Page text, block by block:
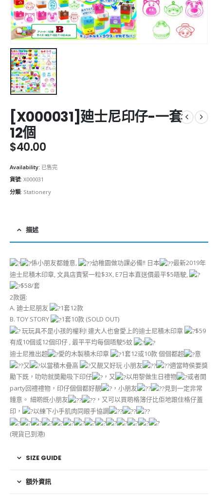
[X000031]廸士尼印仔-一套
12個
$40.00
Availability: 已售完
貨號: X000031
分類: Stationery
描述
係小朋友都鍾意, 幼稚園做功課必備!! 日本
最新2019年
迪士尼積木印章, 文具店賣緊一粒$3X, E7日本直送價最平$5唔駛,
$58/套
2款選:
A. 廸士尼朋友
1套12款
B. TOY STORY
1套10款 (SOLD OUT)
玩玩具不是小孩的權利! 連大人也會愛上的迪士尼積木印章
$59
有成10個或12個印仔 , 最平平均每個唔駛5蚊
迪士尼推出超
愛的木製積木印章 1套12或10款 個個都超
意
又
以當積木疊高 又靚又好玩 小朋友
適當時侯要獎
勵下既，叻叻就奬勵吸下印仔
，又 以用黎做生日禮物
或者開
party回禮禮物，印仔個個都好靚
，小朋友
見到一定非常
鐘意。 細啲既小朋友
，又可以買啲格簿仔比佢地跟住格仔蓋
印，
以練下小手肌肉同眼手協調
(現貨已到港)
SIZE GUIDE
額外資訊